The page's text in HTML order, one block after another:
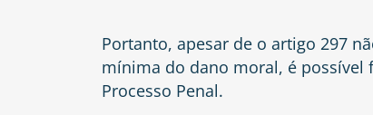
Portanto, apesar de o artigo 297
mínima do dano moral, é possível
Processo Penal.